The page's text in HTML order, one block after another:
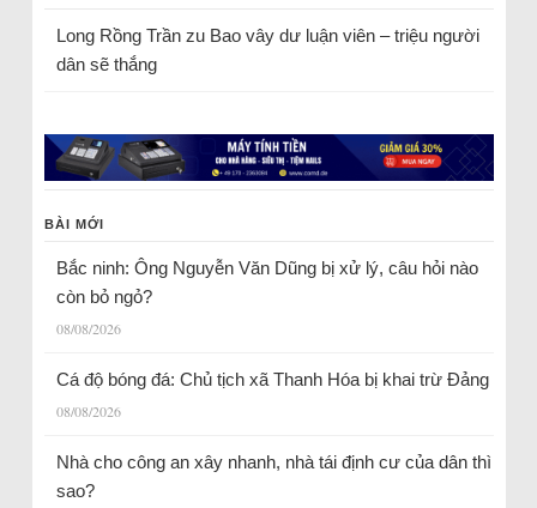
Long Rồng Trầnzu Bao vây dư luận viên – triệu người
dân sẽ thắng
BÀI MỚI
Bắc ninh: Ông Nguyễn Văn Dũng bị xử lý, câu hỏi nào
còn bỏ ngỏ?
08/08/2026
Cá độ bóng đá: Chủ tịch xã Thanh Hóa bị khai trừ Đảng
08/08/2026
Nhà cho công an xây nhanh, nhà tái định cư của dân thì
sao?